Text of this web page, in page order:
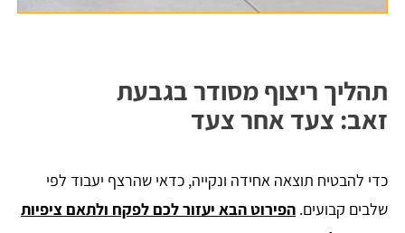
תהליך ריצוף מסודר בגבעת
זאב: צעד אחר צעד
כדי להבטיח תוצאה אחידה ונקייה, כדאי שהרצף יעבוד לפי
שלבים קבועים. הפירוט הבא יעזור לכם לפקח ולתאם ציפיות